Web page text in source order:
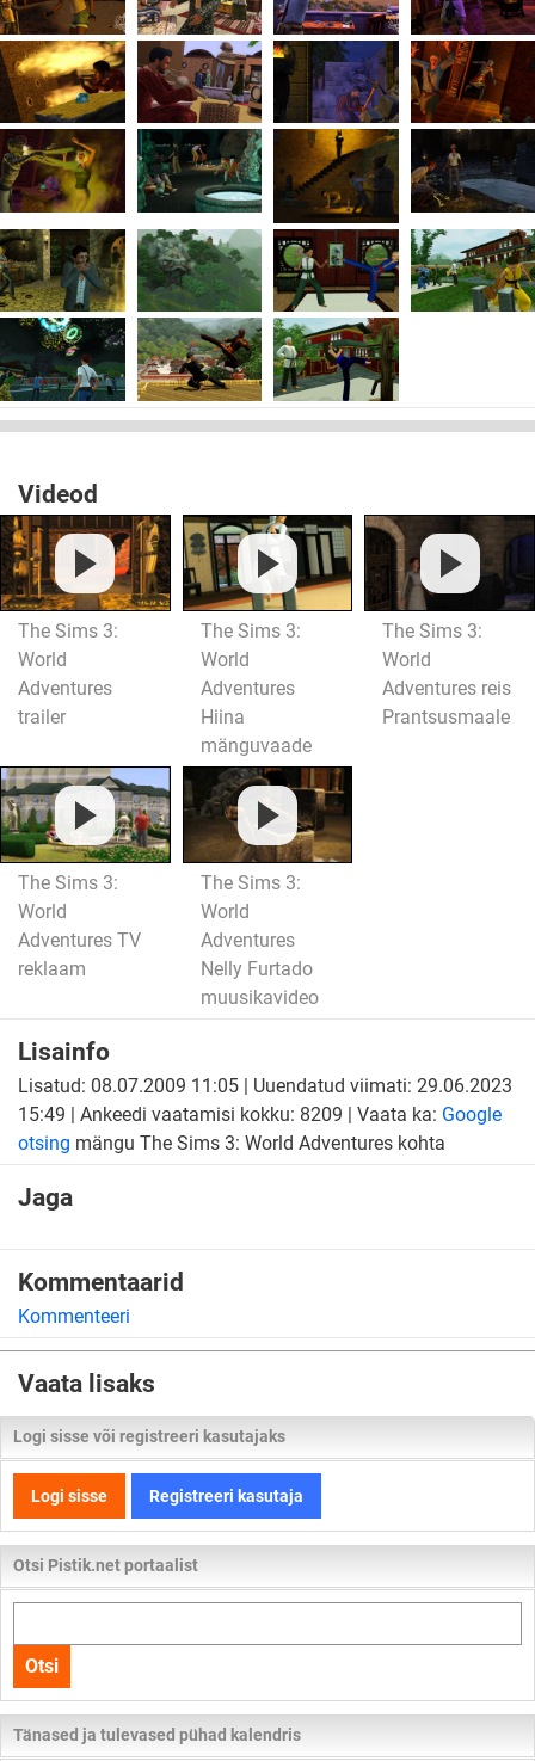
Videod
The Sims 3:
World
Adventures
trailer
The Sims 3:
World
Adventures
Hiina
mänguvaade
The Sims 3:
World
Adventures reis
Prantsusmaale
The Sims 3:
World
Adventures TV
reklaam
The Sims 3:
World
Adventures
Nelly Furtado
muusikavideo
Lisainfo
Lisatud: 08.07.2009 11:05 | Uuendatud viimati: 29.06.2023
15:49 | Ankeedi vaatamisi kokku: 8209 | Vaata ka: Google
otsing mängu The Sims 3: World Adventures kohta
Jaga
Kommentaarid
Kommenteeri
Vaata lisaks
Logi sisse või registreeri kasutajaks
Logi sisse Registreeri kasutaja
Otsi Pistik.net portaalist
kogu
lehelt
Otsi
Tänased ja tulevased pühad kalendris